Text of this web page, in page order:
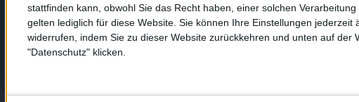
stattfinden kann, obwohl Sie das Recht haben, einer solchen
gelten lediglich für diese Website. Sie können Ihre Einstellungen jederzeit
widerrufen, indem Sie zu dieser Website zurückkehren und unten auf der
"Datenschutz" klicken.